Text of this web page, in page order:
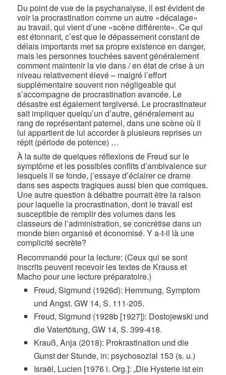
Du point de vue de la psychanalyse, il est évident de
voir la procrastination comme un autre «décalage»
au travail, qui vient d’une «scène différente». Ce qui
est étonnant, c’est que le dépassement constant de
délais importants met sa propre existence en danger,
mais les personnes touchées savent généralement
comment maintenir la vie dans / en état de crise à un
niveau relativement élevé – malgré l’effort
supplémentaire souvent non négligeable qui
s’accompagne de procrastination avancée. Le
désastre est également tergiversé. Le procrastinateur
sait impliquer quelqu’un d’autre, généralement au
rang de représentant paternel, dans une scène où il
lui appartient de lui accorder à plusieurs reprises un
répit (période de potence) …
À la suite de quelques réflexions de Freud sur le
symptôme et les possibles conflits d’ambivalence sur
lesquels il se fonde, j’essaye d’éclairer ce drame
dans ses aspects tragiques aussi bien que comiques.
Une autre question à débattre pourrait être la raison
pour laquelle la procrastination, dont le travail est
susceptible de remplir des volumes dans les
classeurs de l’administration, se concrétise dans un
monde bien organisé et économisé. Y a-t-il là une
complicité secrète?
Recommandé pour la lecture: (Ceux qui se sont
inscrits peuvent recevoir les textes de Krauss et
Macho pour une lecture préparatoire.)
Freud, Sigmund (1926d): Hemmung, Symptom
und Angst. GW 14, S. 111-205.
Freud, Sigmund (1928b [1927]): Dostojewski und
die Vatertötung, GW 14, S. 399-418.
Krauß, Anja (2018): Prokrastination und die
Gunst der Stunde, in: psychosozial 153 (s. u.)
Israël, Lucien [1976 i. Org.]: „Die Hysterie ist ein